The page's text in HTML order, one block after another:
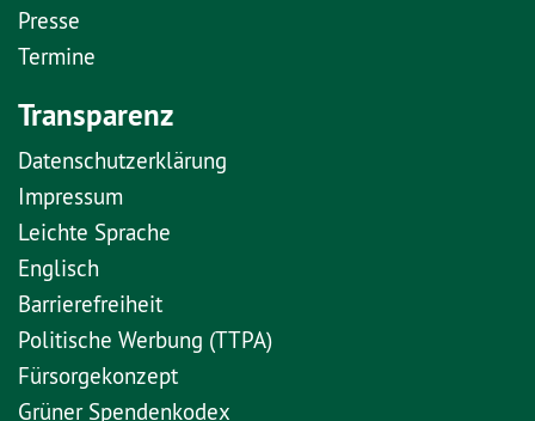
Presse
Termine
Transparenz
Datenschutzerklärung
Impressum
Leichte Sprache
Englisch
Barrierefreiheit
Politische Werbung (TTPA)
Fürsorgekonzept
Grüner Spendenkodex